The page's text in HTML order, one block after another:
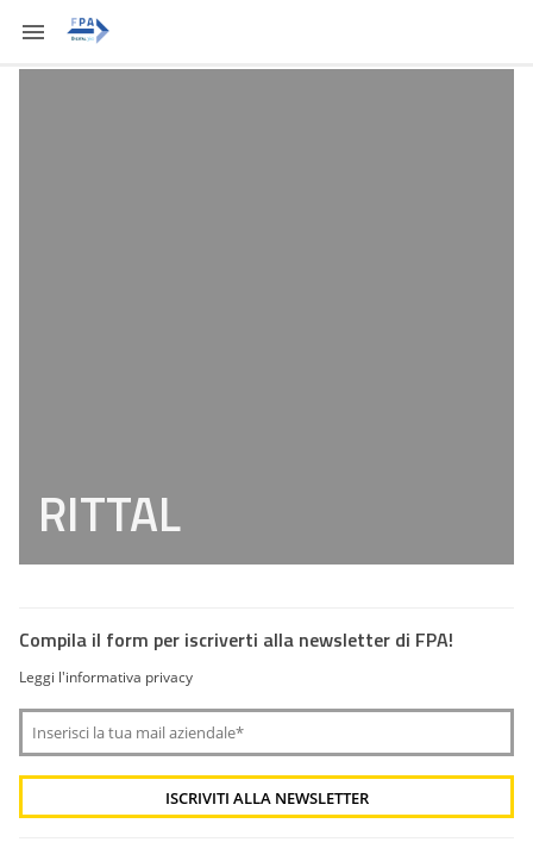
RITTAL
Compila il form per iscriverti alla newsletter di FPA!
Leggi l'informativa privacy